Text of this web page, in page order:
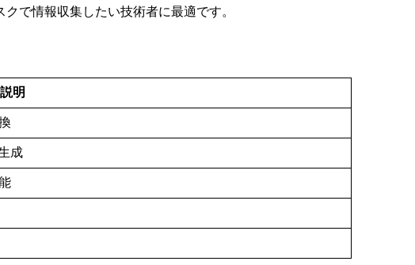
で情報収集したい技術者に最適です。
明
成